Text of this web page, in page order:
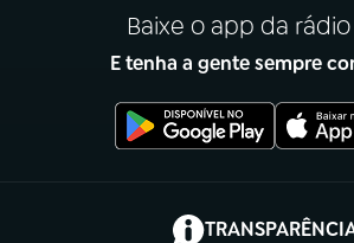
Baixe o app da rádio
E tenha a gente sempre
(abre em